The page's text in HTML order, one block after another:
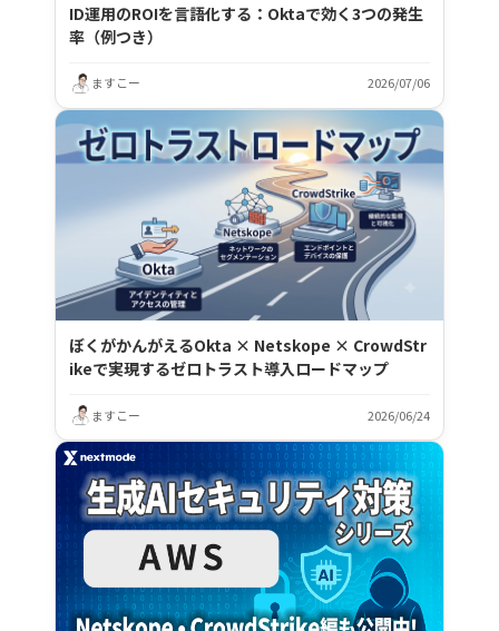
ID運用のROIを言語化する：Oktaで効く3つの発生
率（例つき）
ますこー 2026/07/06
ぼくがかんがえるOkta × Netskope × CrowdStr
ikeで実現するゼロトラスト導入ロードマップ
ますこー 2026/06/24